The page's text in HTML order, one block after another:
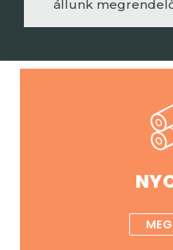
állunk